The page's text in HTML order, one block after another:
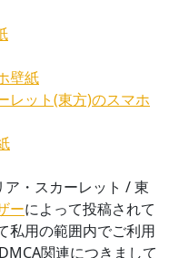
壁紙
レット(東方)のスマホ
ア・スカーレット / 東
ーによって投稿されて
私用の範囲内でご利用
関連につきまして